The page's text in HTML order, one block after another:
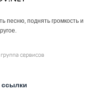
песню, поднять громкость и